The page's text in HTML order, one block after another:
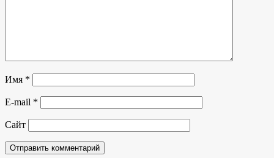
Имя *
E-mail *
Сайт